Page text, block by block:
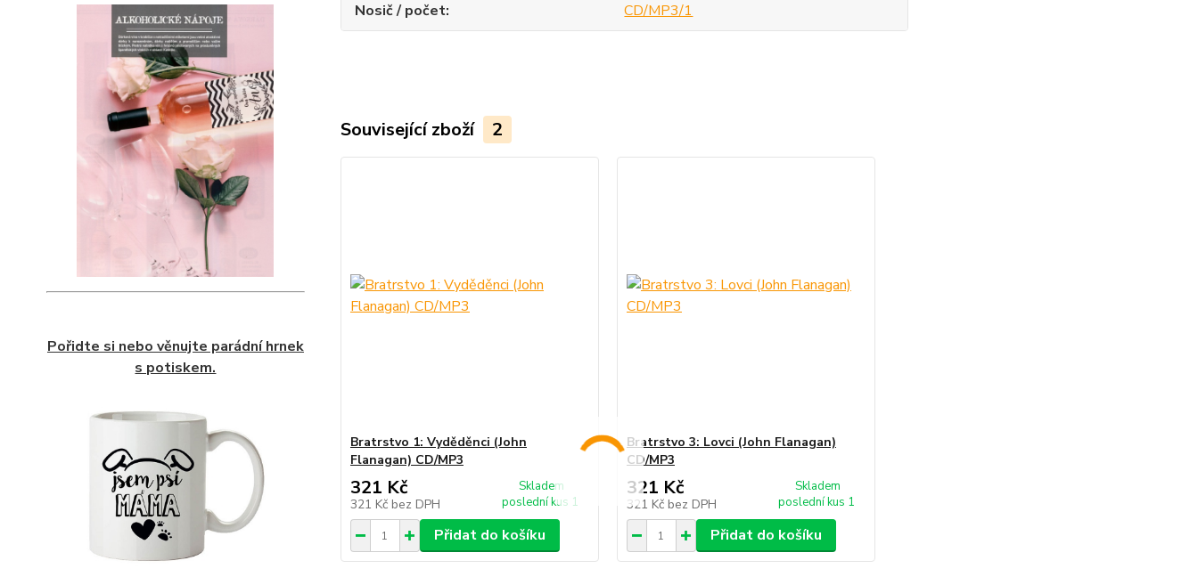
Pořidte si nebo věnujte parádní hrnek
s potiskem.
Nosič / počet CD/MP3/1
Související zboží 2
Bratrstvo 1: Vyděděnci (John
Flanagan) CD/MP3
321 Kč
321 Kč bez DPH
Skladem
poslední kus 1
Přidat do košíku
Bratrstvo 3: Lovci (John Flanagan)
CD/MP3
321 Kč
321 Kč bez DPH
Skladem
poslední kus 1
Přidat do košíku